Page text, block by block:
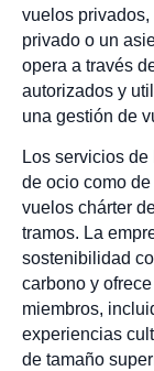
vuelos
privado o un
opera a través
autorizados y
una gestión de
Los servicios
de ocio como
vuelos chárter
tramos. La
sostenibilidad
carbono y
miembros,
experiencias
de tamaño